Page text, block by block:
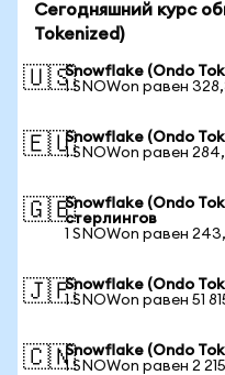
Сегодняшний курс
Tokenized)
🇺🇸Snowflake (Ondo
1 SNOWon равен
🇪🇺Snowflake (Ondo
1 SNOWon равен
🇬🇧Snowflake (Ondo
стерлингов
1 SNOWon равен
🇯🇵Snowflake (Ondo
1 SNOWon равен 51
🇨🇳Snowflake (Ondo
1 SNOWon равен 2